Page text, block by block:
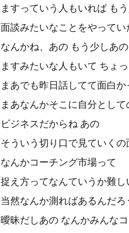
ますっていう人もいれば も
面談みたいなことをやって
なんかね、あの もう少しあ
ますみたいな人もいて ちょ
まあでも昨日話してて面白
まあなんかそこに自分とし
ビジネスだからね あの
そういう切り口で見ていく
なんかコーチング市場って
捉え方ってなんていうか難
当然なんか測ればあるんだろ
曖昧だしあの なんかみんな